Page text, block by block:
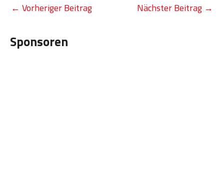
← Vorheriger Beitrag Nächster Beitrag →
Sponsoren